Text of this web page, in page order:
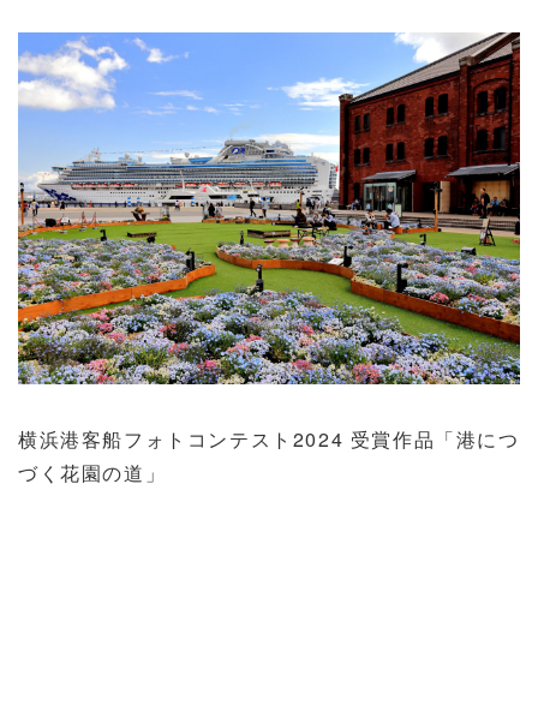
横浜港客船フォトコンテスト2024 受賞作品「港につ
づく花園の道」